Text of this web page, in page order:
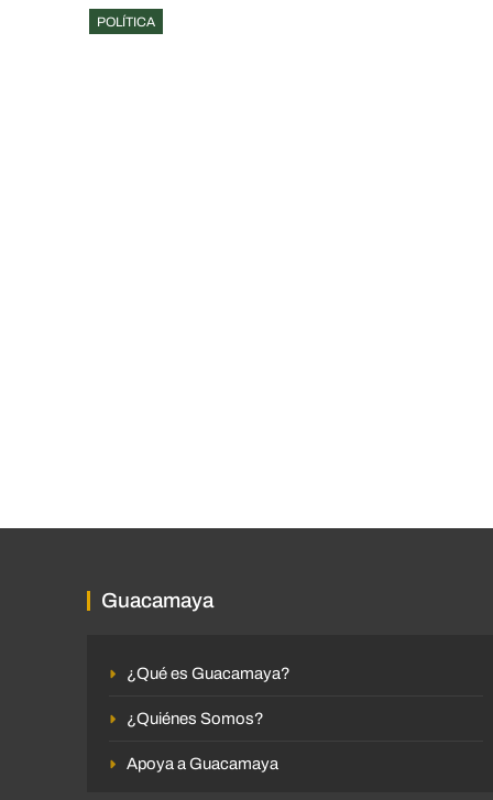
POLÍTICA
Guacamaya
¿Qué es Guacamaya?
¿Quiénes Somos?
Apoya a Guacamaya